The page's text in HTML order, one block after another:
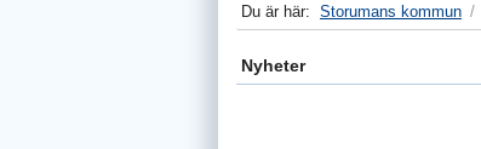
Du är här: Storumans kommun
Nyheter